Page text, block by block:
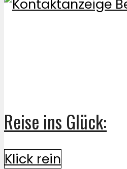
Reise ins Glück:
Klick rein